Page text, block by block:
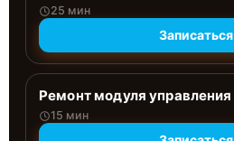
25 мин
Записаться
Ремонт модуля управления
15 мин